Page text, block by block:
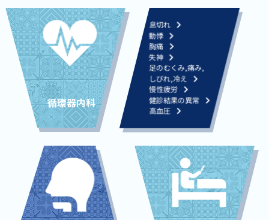
循環器内科
息切れ
動悸
胸痛
失神
足のむくみ,痛み,
しびれ,冷え
慢性疲労
健診結果の異常
高血圧